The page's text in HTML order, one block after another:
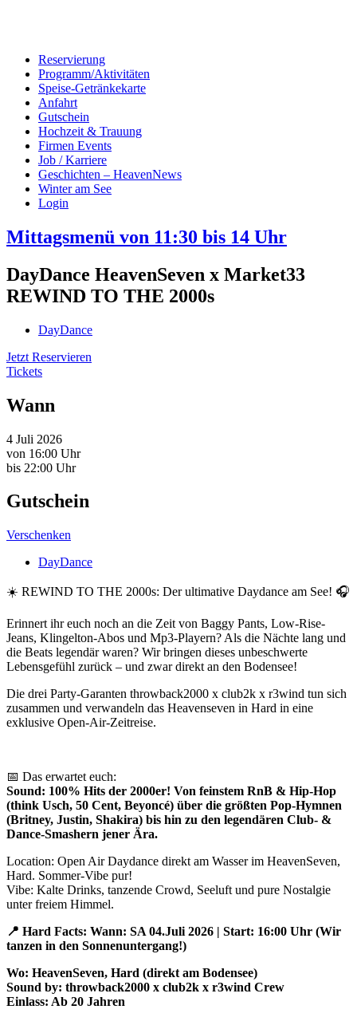
Reservierung
Programm/Aktivitäten
Speise-Getränkekarte
Anfahrt
Gutschein
Hochzeit & Trauung
Firmen Events
Job / Karriere
Geschichten – HeavenNews
Winter am See
Login
Mittagsmenü von 11:30 bis 14 Uhr
DayDance HeavenSeven x Market33
REWIND TO THE 2000s
DayDance
Jetzt Reservieren
Tickets
Wann
4 Juli 2026
von 16:00 Uhr
bis 22:00 Uhr
Gutschein
Verschenken
DayDance
☀️ REWIND TO THE 2000s: Der ultimative Daydance am See! 🎧
Erinnert ihr euch noch an die Zeit von Baggy Pants, Low-Rise-
Jeans, Klingelton-Abos und Mp3-Playern? Als die Nächte lang und
die Beats legendär waren? Wir bringen dieses unbeschwerte
Lebensgefühl zurück – und zwar direkt an den Bodensee!
Die drei Party-Garanten throwback2000 x club2k x r3wind tun sich
zusammen und verwandeln das Heavenseven in Hard in eine
exklusive Open-Air-Zeitreise.
📅 Das erwartet euch:
Sound: 100% Hits der 2000er! Von feinstem RnB & Hip-Hop
(think Usch, 50 Cent, Beyoncé) über die größten Pop-Hymnen
(Britney, Justin, Shakira) bis hin zu den legendären Club- &
Dance-Smashern jener Ära.
Location: Open Air Daydance direkt am Wasser im HeavenSeven,
Hard. Sommer-Vibe pur!
Vibe: Kalte Drinks, tanzende Crowd, Seeluft und pure Nostalgie
unter freiem Himmel.
📍 Hard Facts: Wann: SA 04.Juli 2026 | Start: 16:00 Uhr (Wir
tanzen in den Sonnenuntergang!)
Wo: HeavenSeven, Hard (direkt am Bodensee)
Sound by: throwback2000 x club2k x r3wind Crew
Einlass: Ab 20 Jahren